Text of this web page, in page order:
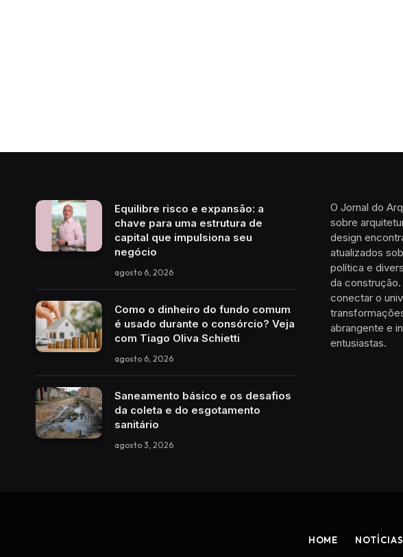
Equilibre risco e expansão: a
chave para uma estrutura de
capital que impulsiona seu
negócio
agosto 6, 2026
Como o dinheiro do fundo comum
é usado durante o consórcio? Veja
com Tiago Oliva Schietti
agosto 6, 2026
Saneamento básico e os desafios
da coleta e do esgotamento
sanitário
agosto 3, 2026
O Jornal do
sobre
design
atualizados
política e
da
conectar o
abrangente e
entusiastas.
HOME NOTÍCIAS